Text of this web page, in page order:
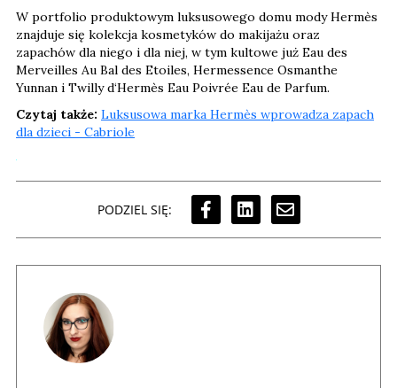
W portfolio produktowym luksusowego domu mody Hermès
znajduje się kolekcja kosmetyków do makijażu oraz
zapachów dla niego i dla niej, w tym kultowe już Eau des
Merveilles Au Bal des Etoiles, Hermessence Osmanthe
Yunnan i Twilly d‘Hermès Eau Poivrée Eau de Parfum.
Czytaj także: Luksusowa marka Hermès wprowadza zapach
dla dzieci - Cabriole
PODZIEL SIĘ: